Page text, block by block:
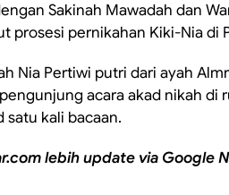
Sakinah Mawadah dan
prosesi pernikahan Kiki-Nia di
Nia Pertiwi putri dari ayah
acara akad nikah di
satu kali bacaan.
lebih update via Google